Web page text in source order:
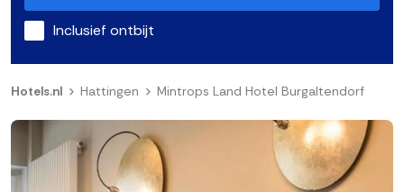
Inclusief ontbijt
Hotels.nl Hattingen Mintrops Land Hotel Burgaltendorf